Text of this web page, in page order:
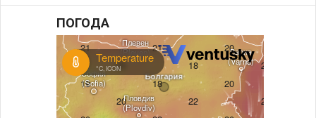
ПОГОДА